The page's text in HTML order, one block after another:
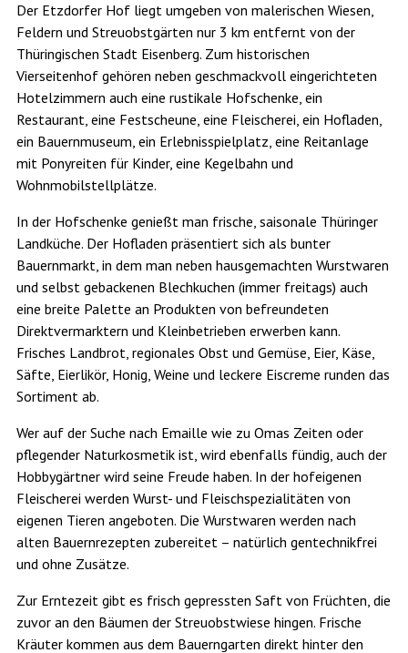
Der Etzdorfer Hof liegt umgeben von malerischen Wiesen,
Feldern und Streuobstgärten nur 3 km entfernt von der
Thüringischen Stadt Eisenberg. Zum historischen
Vierseitenhof gehören neben geschmackvoll eingerichteten
Hotelzimmern auch eine rustikale Hofschenke, ein
Restaurant, eine Festscheune, eine Fleischerei, ein Hofladen,
ein Bauernmuseum, ein Erlebnisspielplatz, eine Reitanlage
mit Ponyreiten für Kinder, eine Kegelbahn und
Wohnmobilstellplätze.
In der Hofschenke genießt man frische, saisonale Thüringer
Landküche. Der Hofladen präsentiert sich als bunter
Bauernmarkt, in dem man neben hausgemachten Wurstwaren
und selbst gebackenen Blechkuchen (immer freitags) auch
eine breite Palette an Produkten von befreundeten
Direktvermarktern und Kleinbetrieben erwerben kann.
Frisches Landbrot, regionales Obst und Gemüse, Eier, Käse,
Säfte, Eierlikör, Honig, Weine und leckere Eiscreme runden das
Sortiment ab.
Wer auf der Suche nach Emaille wie zu Omas Zeiten oder
pflegender Naturkosmetik ist, wird ebenfalls fündig, auch der
Hobbygärtner wird seine Freude haben. In der hofeigenen
Fleischerei werden Wurst- und Fleischspezialitäten von
eigenen Tieren angeboten. Die Wurstwaren werden nach
alten Bauernrezepten zubereitet – natürlich gentechnikfrei
und ohne Zusätze.
Zur Erntezeit gibt es frisch gepressten Saft von Früchten, die
zuvor an den Bäumen der Streuobstwiese hingen. Frische
Kräuter kommen aus dem Bauerngarten direkt hinter den